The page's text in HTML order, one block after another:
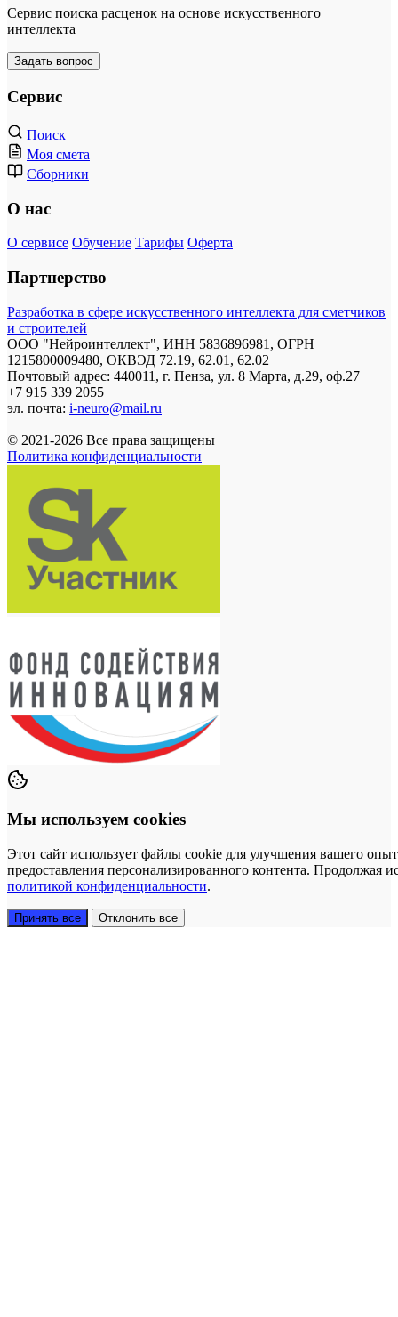
Сервис поиска расценок на основе искусственного
интеллекта
Задать вопрос
Сервис
Поиск
Моя смета
Сборники
О нас
О сервисе Обучение Тарифы Оферта
Партнерство
Разработка в сфере искусственного интеллекта для сметчиков
и строителей
ООО "Нейроинтеллект", ИНН 5836896981, ОГРН
1215800009480, ОКВЭД 72.19, 62.01, 62.02
Почтовый адрес: 440011, г. Пенза, ул. 8 Марта, д.29, оф.27
+7 915 339 2055
эл. почта: i-neuro@mail.ru
© 2021-2026 Все права защищены
Политика конфиденциальности
Мы используем cookies
Этот сайт использует файлы cookie для улучшения вашего
предоставления персонализированного контента. Продолжая
политикой конфиденциальности.
Принять все Отклонить все